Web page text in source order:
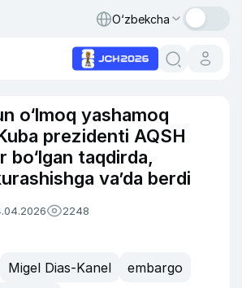
O‘zbekcha
o‘lmoq yashamoq
prezidenti AQSH
bo‘lgan taqdirda,
va’da berdi
2248
Migel Dias-Kanel
embargo